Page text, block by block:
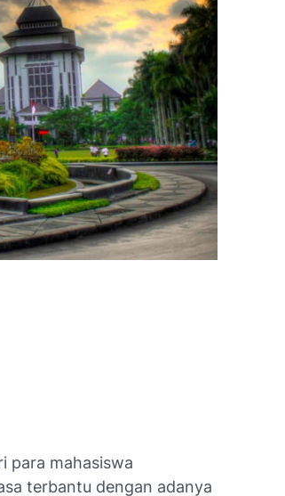
para mahasiswa
terbantu dengan adanya